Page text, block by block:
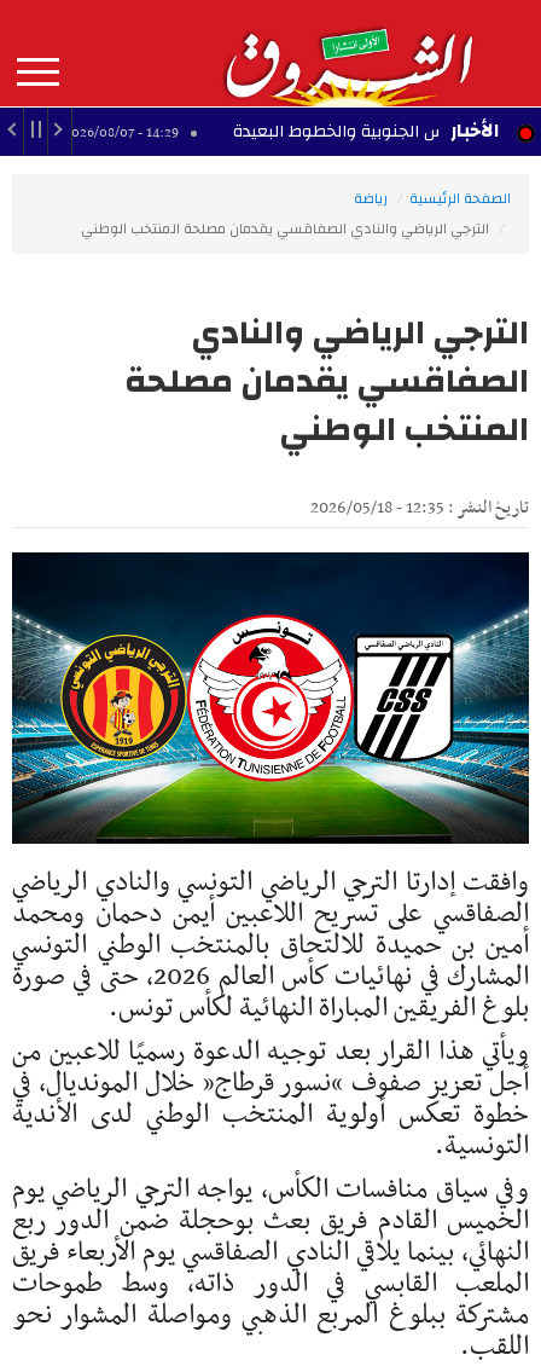
contenu
principal
MAIN
NAVIGATION الأخبار
الجنوبية والخطوط البعيدة 14:29 - 2026/08/07 كرة اليد:
الصفحة الرئيسية
رياضة
الترجي الرياضي والنادي الصفاقسي يقدمان مصلحة المنتخب الوطني
الترجي الرياضي والنادي
الصفاقسي يقدمان مصلحة
المنتخب الوطني
تاريخ النشر : 12:35 - 2026/05/18
وافقت إدارتا الترجي الرياضي التونسي والنادي الرياضي
الصفاقسي على تسريح اللاعبين أيمن دحمان ومحمد
أمين بن حميدة للالتحاق بالمنتخب الوطني التونسي
المشارك في نهائيات كأس العالم 2026، حتى في صورة
بلوغ الفريقين المباراة النهائية لكأس تونس.
ويأتي هذا القرار بعد توجيه الدعوة رسميًا للاعبين من
أجل تعزيز صفوف “نسور قرطاج” خلال المونديال، في
خطوة تعكس أولوية المنتخب الوطني لدى الأندية
التونسية.
وفي سياق منافسات الكأس، يواجه الترجي الرياضي يوم
الخميس القادم فريق بعث بوحجلة ضمن الدور ربع
النهائي، بينما يلاقي النادي الصفاقسي يوم الأربعاء فريق
الملعب القابسي في الدور ذاته، وسط طموحات
مشتركة ببلوغ المربع الذهبي ومواصلة المشوار نحو
اللقب.